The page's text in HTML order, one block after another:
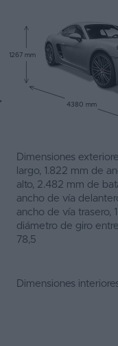
1267 mm
4380 mm
Dimensiones
largo, 1.822 mm de
alto, 2.482 mm de
ancho de vía
ancho de vía trasero,
diámetro de giro
78,5
Dimensiones